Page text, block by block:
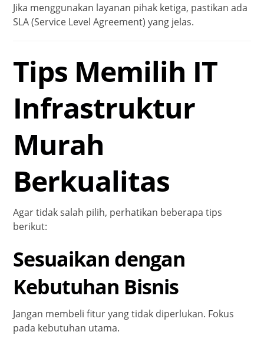
Jika menggunakan layanan pihak ketiga, pastikan ada
SLA (Service Level Agreement) yang jelas.
Tips Memilih IT
Infrastruktur
Murah
Berkualitas
Agar tidak salah pilih, perhatikan beberapa tips
berikut:
Sesuaikan dengan
Kebutuhan Bisnis
Jangan membeli fitur yang tidak diperlukan. Fokus
pada kebutuhan utama.